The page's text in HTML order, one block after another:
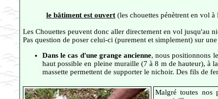
le bâtiment est ouvert (les chouettes pénètrent en vol
Les Chouettes peuvent donc aller directement en vol jusqu'au
Pas question de poser celui-ci (purement et simplement) sur
Dans le cas d'une grange ancienne, nous positionnons
haut possible en pleine muraille (7 à 8 m de hauteur), à
massette permettent de supporter le nichoir. Des fils de
Malgré toutes nos